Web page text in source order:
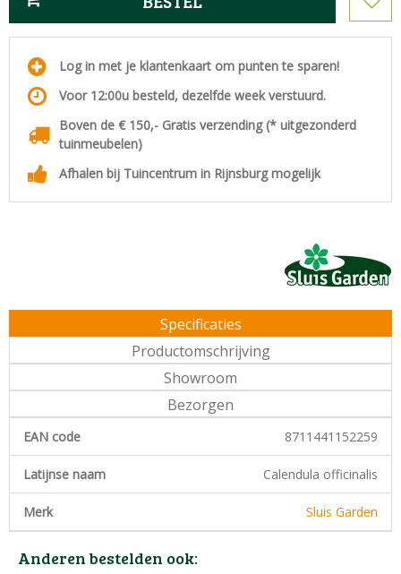
Log in met je klantenkaart om punten te sparen!
Voor 12:00u besteld, dezelfde week verstuurd.
Boven de € 150,- Gratis verzending (* uitgezonderd
tuinmeubelen)
Afhalen bij Tuincentrum in Rijnsburg mogelijk
Specificaties
Productomschrijving
Showroom
Bezorgen
EAN code 8711441152259
Latijnse naam Calendula officinalis
Merk Sluis Garden
Anderen bestelden ook: